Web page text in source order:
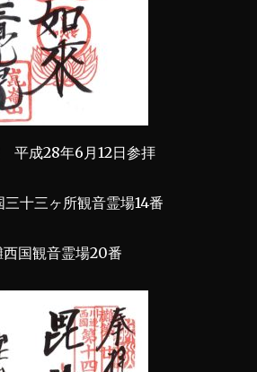
平成28年6月12日参拝
三十三ヶ所観音霊場14番
西国観音霊場20番